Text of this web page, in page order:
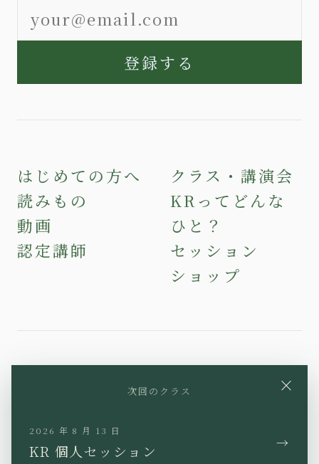
登録する
はじめての方へ
読みもの
動画
認定講師
クラス・講演会
KRってどんな
ひと？
セッション
ショップ
Facebook
×
次回のクラス
2026 年 8 月 13 日
KR 個人セッション →